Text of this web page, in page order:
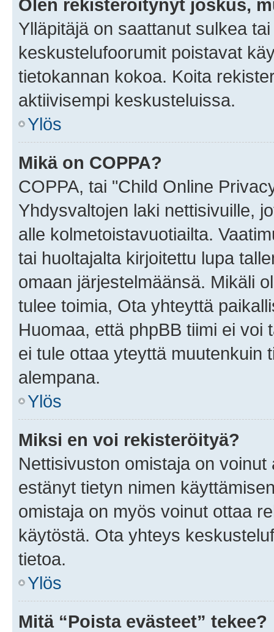
Olen rekisteröitynyt joskus,
Ylläpitäjä on saattanut sulkea
keskustelufoorumit poistavat
tietokannan kokoa. Koita
aktiivisempi keskusteluissa.
Ylös
Mikä on COPPA?
COPPA, tai "Child Online
Yhdysvaltojen laki nettisivuille,
alle kolmetoistavuotiailta.
tai huoltajalta kirjoitettu lupa
omaan järjestelmäänsä. Mikäli
tulee toimia, Ota yhteyttä
Huomaa, että phpBB tiimi ei
ei tule ottaa yteyttä muutenkuin
alempana.
Ylös
Miksi en voi rekisteröityä?
Nettisivuston omistaja on
estänyt tietyn nimen
omistaja on myös voinut ottaa
käytöstä. Ota yhteys
tietoa.
Ylös
Mitä “Poista evästeet” tekee?